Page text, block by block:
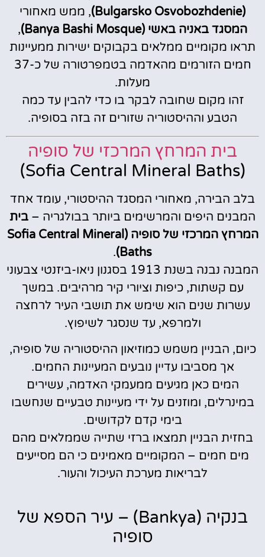
(Bulgarsko Osvobozhdenie)
, ממש מאחורי
המסגד באניה באשי (Banya Bashi Mosque)
,
תראו מקומיים ממלאים בקבוקים ישירות ממעיינות
חמים הזורמים מהאדמה בטמפרטורה של כ-37
מעלות.
זהו מקום שחובה לבקר בו כדי להבין עד כמה
הטבע וההיסטוריה שזורים זה בזה בסופיה.
בית המרחץ המרכזי של סופיה
(Sofia Central Mineral Baths)
בלב הבירה, מאחורי המסגד ההיסטורי, עומד אחד
המבנים היפים והמרשימים ביותר בבולגריה – בית
המרחץ המרכזי של סופיה (Sofia Central Mineral
Baths)
.
המבנה נבנה בשנת 1913 בסגנון ניאו-ביזנטי צבעוני
עם קשתות, כיפות וציורי קיר מרהיבים. במשך
עשרות שנים הוא שימש את תושבי העיר לרחצה
ולמרפא, עד שנסגר לשיפוץ.
כיום, הבניין משמש כמוזיאון ההיסטוריה של סופיה,
אך מסביבו עדיין נובעים המעיינות החמים.
המים כאן מגיעים ממעמקי האדמה, עשירים
במינרלים, ומוזנים על ידי מעיינות טבעיים שנחשבו
בימי קדם לקדושים.
בחזית הבניין תמצאו ברזי שתייה שממלאים מהם
מים חמים – המקומיים מאמינים כי הם מסייעים
לבריאות מערכת העיכול והעור.
בנקיה (Bankya) – עיר הספא של
סופיה